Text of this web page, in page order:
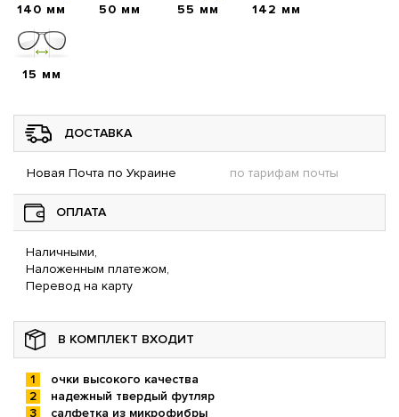
140 мм 50 мм 55 мм 142 мм
15 мм
ДОСТАВКА
Новая Почта по Украине по тарифам почты
ОПЛАТА
Наличными,
Наложенным платежом,
Перевод на карту
В КОМПЛЕКТ ВХОДИТ
очки высокого качества
надежный твердый футляр
салфетка из микрофибры